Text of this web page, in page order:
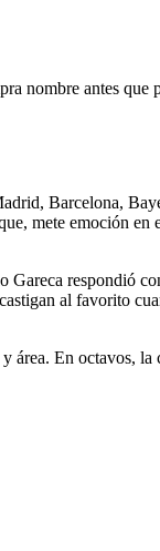
nombre antes que
Barcelona,
mete emoción
respondió
al favorito
En octavos, la